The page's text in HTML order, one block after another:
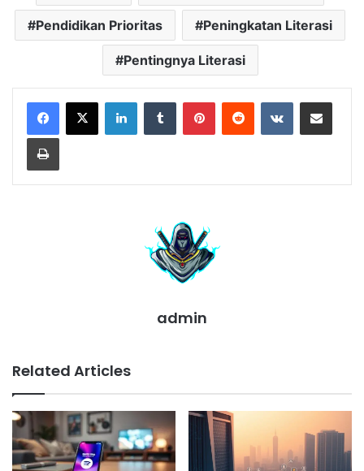
Pendidikan Prioritas Peningkatan Literasi
Pentingnya Literasi
LinkedInTumblr PinterestReddit VKontakteShare via Email
Print
admin
Related Articles